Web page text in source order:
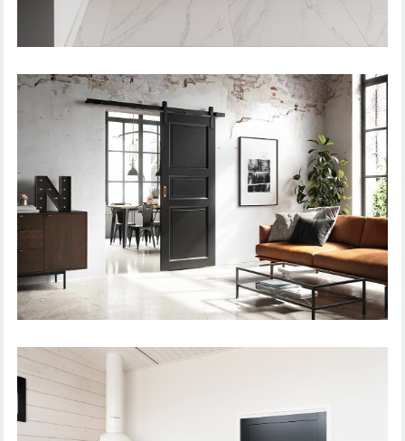
SISÄOVI STEADY 411 MAALATTU
LIUKUOVI RETRO CRAFT 101